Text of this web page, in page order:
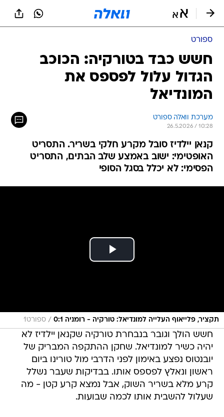
ספורט
חשש כבד בטורקיה: הכוכב
הגדול עלול לפספס את
המונדיאל
מערכת וואלה ספורט
26.5.2026 / 10:28
קנאן יילדיז סובל מקרע חלקי בשריר. התסריט
האופטימי: ישוב באמצע שלב הבתים, התסריט
הפסימי: לא יכלל בסגל הסופי
תקציר, פלייאוף העלייה למונדיאל: טורקיה - רומניה 0:1 / ספורט1
חשש הולך וגובר בנבחרת טורקיה שקנאן יילדיז לא
יהיה כשיר למונדיאל. שחקן ההתקפה המבריק של
יובנטוס נפצע באימון לפני הדרבי מול טורינו ביום
ראשון ונאלץ לפספס אותו. בבדיקות שעבר נשלל
קרע מלא בשריר השוק, אבל נמצא קרע קטן - מה
שעלול להשבית אותו לכמה שבועות.